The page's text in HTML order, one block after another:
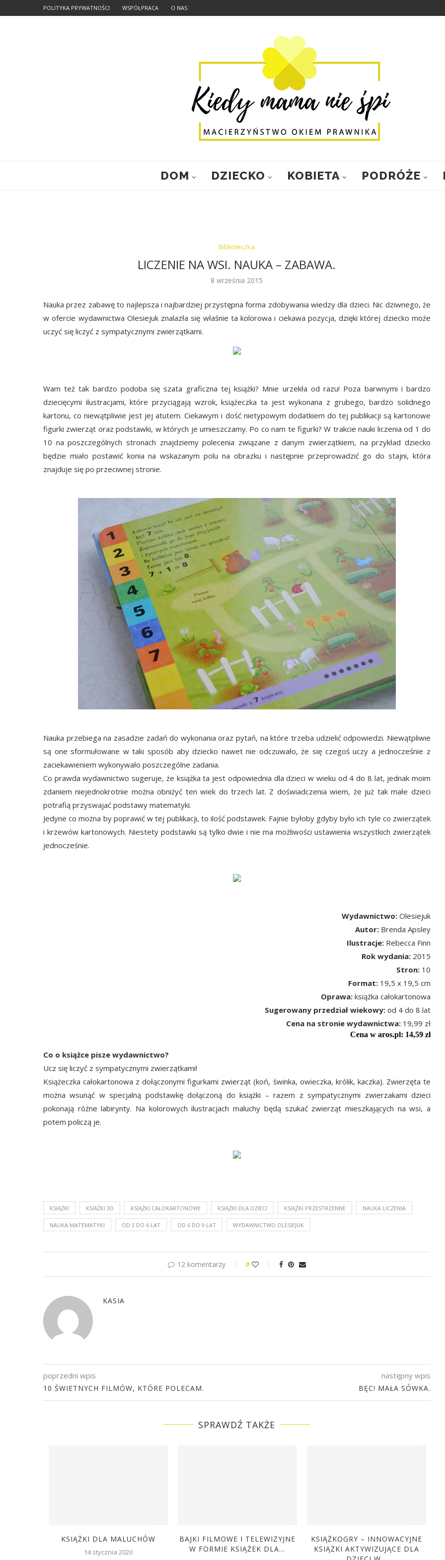
POLITYKA PRYWATNOŚCI WSPÓŁPRACA O NAS
DOM DZIECKO KOBIETA PODRÓŻE
Biblioteczka
LICZENIE NA WSI. NAUKA – ZABAWA.
8 września 2015
Nauka przez zabawę to najlepsza i najbardziej przystępna forma zdobywania wiedzy dla dzieci. Nic dziwnego, że
w ofercie wydawnictwa Olesiejuk znalazła się właśnie ta kolorowa i ciekawa pozycja, dzięki której dziecko może
uczyć się liczyć z sympatycznymi zwierzątkami.
Wam też tak bardzo podoba się szata graficzna tej książki? Mnie urzekła od razu! Poza barwnymi i bardzo
dziecięcymi ilustracjami, które przyciągają wzrok, książeczka ta jest wykonana z grubego, bardzo solidnego
kartonu, co niewątpliwie jest jej atutem. Ciekawym i dość nietypowym dodatkiem do tej publikacji są kartonowe
figurki zwierząt oraz podstawki, w których je umieszczamy. Po co nam te figurki? W trakcie nauki liczenia od 1 do
10 na poszczególnych stronach znajdziemy polecenia związane z danym zwierzątkiem, na przykład dziecko
będzie miało postawić konia na wskazanym polu na obrazku i następnie przeprowadzić go do stajni, która
znajduje się po przeciwnej stronie.
Nauka przebiega na zasadzie zadań do wykonania oraz pytań, na które trzeba udzielić odpowiedzi. Niewątpliwie
są one sformułowane w taki sposób aby dziecko nawet nie odczuwało, że się czegoś uczy a jednocześnie z
zaciekawieniem wykonywało poszczególne zadania.
Co prawda wydawnictwo sugeruje, że książka ta jest odpowiednia dla dzieci w wieku od 4 do 8 lat, jednak moim
zdaniem niejednokrotnie można obniżyć ten wiek do trzech lat. Z doświadczenia wiem, że już tak małe dzieci
potrafią przyswajać podstawy matematyki.
Jedyne co można by poprawić w tej publikacji, to ilość podstawek. Fajnie byłoby gdyby było ich tyle co zwierzątek
i krzewów kartonowych. Niestety podstawki są tylko dwie i nie ma możliwości ustawienia wszystkich zwierzątek
jednocześnie.
Wydawnictwo:Olesiejuk
Autor:Brenda Apsley
Ilustracje:Rebecca Finn
Rok wydania:2015
Stron:10
Format:19,5 x 19,5 cm
Oprawa:książka całokartonowa
Sugerowany przedział wiekowy:od 4 do 8 lat
Cena na stronie wydawnictwa:19,99 zł
Cena w aros.pl: 14,59 zł
Co o książce pisze wydawnictwo?
Ucz się liczyć z sympatycznymi zwierzątkami!
Książeczka całokartonowa z dołączonymi figurkami zwierząt (koń, świnka, owieczka, królik, kaczka). Zwierzęta te
można wsunąć w specjalną podstawkę dołączoną do książki – razem z sympatycznymi zwierzakami dzieci
pokonają różne labirynty. Na kolorowych ilustracjach maluchy będą szukać zwierząt mieszkających na wsi, a
potem policzą je.
KSIĄŻKI KSIAŻKI 3D KSIĄŻKI CAŁOKARTONOWE KSIĄŻKI DLA DZIECI KSIĄŻKI PRZESTRZENNE NAUKA LICZENIA
NAUKA MATEMATYKI OD 3 DO 6 LAT OD 6 DO 9 LAT WYDAWNICTWO OLESIEJUK
12 komentarzy 0
KASIA
poprzedni wpis
10 ŚWIETNYCH FILMÓW, KTÓRE POLECAM.
następny wpis
BĘC! MAŁA SÓWKA.
SPRAWDŹ TAKŻE
KSIĄŻKI DLA MALUCHÓW
14 stycznia 2020
BAJKI FILMOWE I TELEWIZYJNE
W FORMIE KSIĄŻEK DLA...
KSIĄŻKOGRY – INNOWACYJNE
KSIĄŻKI AKTYWIZUJĄCE DLA